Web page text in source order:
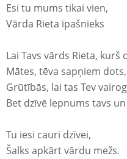
Esi tu mums tikai vien,
Vārda Rieta īpašnieks
Lai Tavs vārds Rieta,
Mātes, tēva sapņiem dots,
Grūtībās, lai tas Tev
Bet dzīvē lepnums tavs
Tu iesi cauri dzīvei,
Šalks apkārt vārdu mežs.